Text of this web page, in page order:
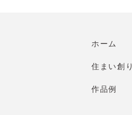
ホーム
住まい創り
作品例